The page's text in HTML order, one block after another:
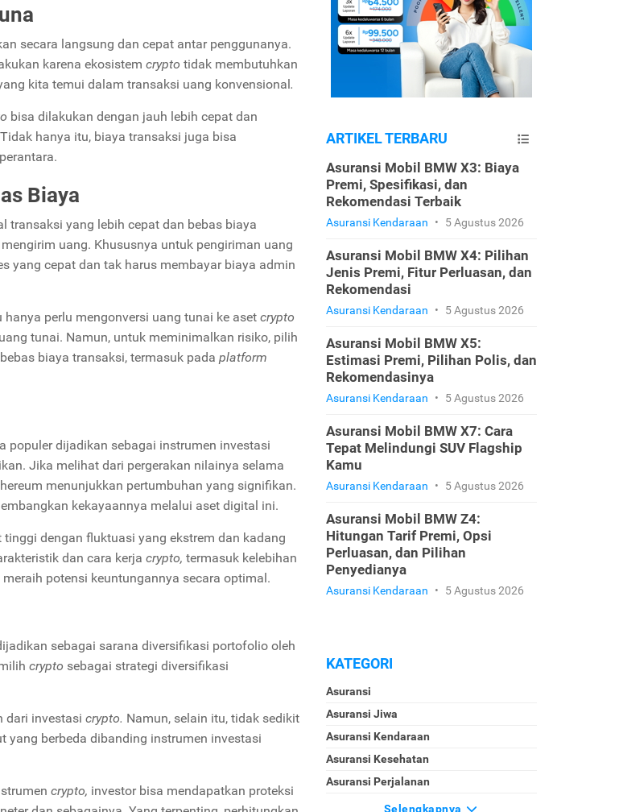
secara langsung dan cepat antar penggunanya.
karena ekosistem crypto tidak membutuhkan
kita temui dalam transaksi uang konvensional.
bisa dilakukan dengan jauh lebih cepat dan
hanya itu, biaya transaksi juga bisa
Biaya
transaksi yang lebih cepat dan bebas biaya
uang. Khususnya untuk pengiriman uang
yang cepat dan tak harus membayar biaya admin
perlu mengonversi uang tunai ke aset crypto
tunai. Namun, untuk meminimalkan risiko, pilih
biaya transaksi, termasuk pada platform
populer dijadikan sebagai instrumen investasi
Jika melihat dari pergerakan nilainya selama
menunjukkan pertumbuhan yang signifikan.
kekayaannya melalui aset digital ini.
tinggi dengan fluktuasi yang ekstrem dan kadang
dan cara kerja crypto, termasuk kelebihan
potensi keuntungannya secara optimal.
sebagai sarana diversifikasi portofolio oleh
crypto sebagai strategi diversifikasi
dari investasi crypto. Namun, selain itu, tidak sedikit
yang berbeda dibanding instrumen investasi
crypto, investor bisa mendapatkan proteksi
ARTIKEL TERBARU
Asuransi Mobil BMW X3: Biaya
Premi, Spesifikasi, dan
Rekomendasi Terbaik
Asuransi Kendaraan • 5 Agustus 2026
Asuransi Mobil BMW X4: Pilihan
Jenis Premi, Fitur Perluasan, dan
Rekomendasi
Asuransi Kendaraan • 5 Agustus 2026
Asuransi Mobil BMW X5:
Estimasi Premi, Pilihan Polis, dan
Rekomendasinya
Asuransi Kendaraan • 5 Agustus 2026
Asuransi Mobil BMW X7: Cara
Tepat Melindungi SUV Flagship
Kamu
Asuransi Kendaraan • 5 Agustus 2026
Asuransi Mobil BMW Z4:
Hitungan Tarif Premi, Opsi
Perluasan, dan Pilihan
Penyedianya
Asuransi Kendaraan • 5 Agustus 2026
KATEGORI
Asuransi
Asuransi Jiwa
Asuransi Kendaraan
Asuransi Kesehatan
Asuransi Perjalanan
Selengkapnya